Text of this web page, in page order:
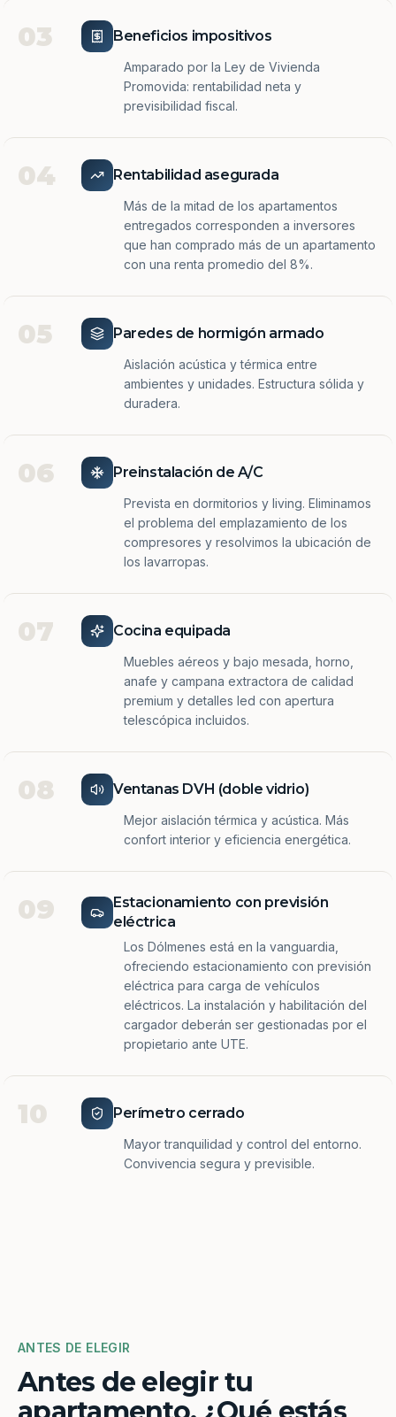
03 Beneficios impositivos
Amparado por la Ley de Vivienda
Promovida: rentabilidad neta y
previsibilidad fiscal.
04 Rentabilidad asegurada
Más de la mitad de los apartamentos
entregados corresponden a inversores
que han comprado más de un apartamento
con una renta promedio del 8%.
05 Paredes de hormigón armado
Aislación acústica y térmica entre
ambientes y unidades. Estructura sólida y
duradera.
06 Preinstalación de A/C
Prevista en dormitorios y living. Eliminamos
el problema del emplazamiento de los
compresores y resolvimos la ubicación de
los lavarropas.
07 Cocina equipada
Muebles aéreos y bajo mesada, horno,
anafe y campana extractora de calidad
premium y detalles led con apertura
telescópica incluidos.
08 Ventanas DVH (doble vidrio)
Mejor aislación térmica y acústica. Más
confort interior y eficiencia energética.
09
Estacionamiento con previsión
eléctrica
Los Dólmenes está en la vanguardia,
ofreciendo estacionamiento con previsión
eléctrica para carga de vehículos
eléctricos. La instalación y habilitación del
cargador deberán ser gestionadas por el
propietario ante UTE.
10 Perímetro cerrado
Mayor tranquilidad y control del entorno.
Convivencia segura y previsible.
ANTES DE ELEGIR
Antes de elegir tu